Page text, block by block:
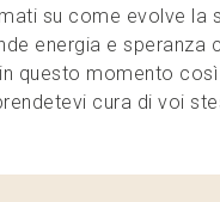
su come evolve la
energia e speranza
questo momento
cura di voi